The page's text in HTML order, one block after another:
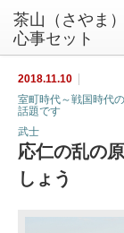
茶山（さやま
心事セット
2018.11.10
室町時代～戦国時代
話題です
武士
応仁の乱の
しょう